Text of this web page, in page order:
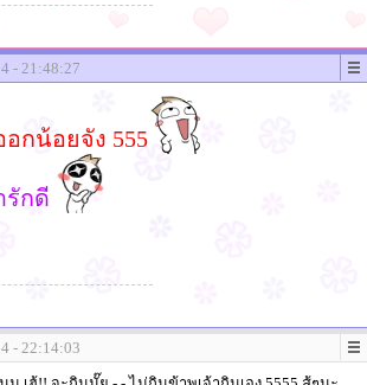
- 21:48:27
กน้อยจัง 555
รักดี
- 22:14:03